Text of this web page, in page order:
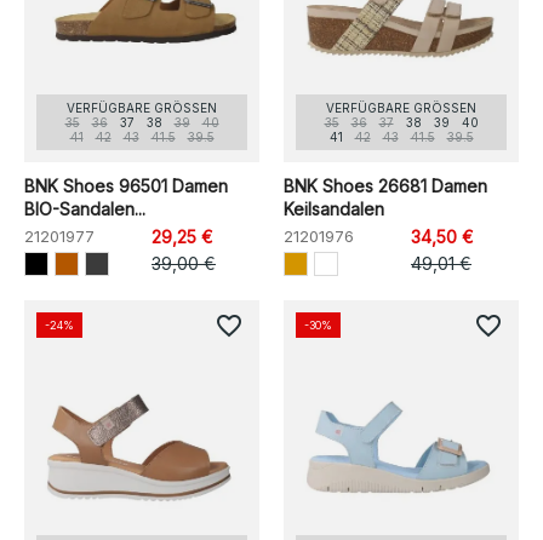
VERFÜGBARE GRÖSSEN
35
36 37 38 39
40
41
42 43 41.5 39.5
BNK Shoes 96501 Damen
BIO-Sandalen...
21201977
29,25 €
39,00 €
VERFÜGBARE GRÖSSEN
35
36 37 38 39
40
41
42 43 41.5 39.5
BNK Shoes 26681 Damen
Keilsandalen
21201976
34,50 €
49,01 €
-24% favorite_border -30% favorite_border